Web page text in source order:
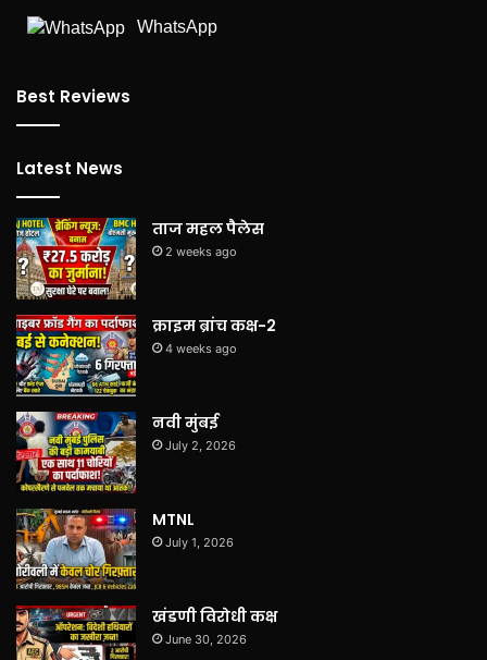
WhatsApp
Best Reviews
Latest News
ताज महल पैलेस
2 weeks ago
क्राइम ब्रांच कक्ष-2
4 weeks ago
नवी मुंबई
July 2, 2026
MTNL
July 1, 2026
खंडणी विरोधी कक्ष
June 30, 2026